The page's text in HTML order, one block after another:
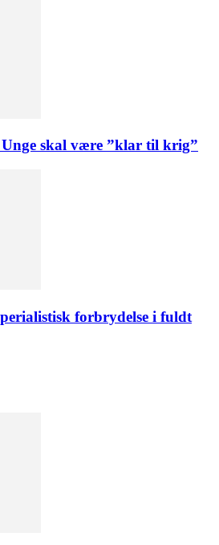
skal være ”klar til krig”
forbrydelse i fuldt